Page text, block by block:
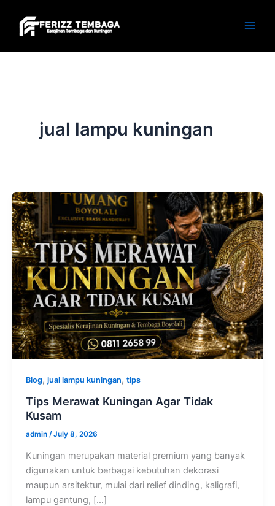
content
jual lampu kuningan
Blog, jual lampu kuningan, tips
Tips Merawat Kuningan Agar Tidak
Kusam
admin /July 8, 2026
Kuningan merupakan material premium yang banyak
digunakan untuk berbagai kebutuhan dekorasi
maupun arsitektur, mulai dari relief dinding, kaligrafi,
lampu gantung, […]